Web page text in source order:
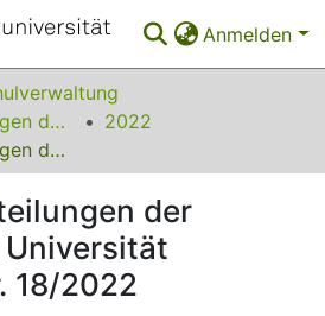
Anmelden
Amtliche Mitteilungen der Technischen Universität Dortmund
2022
Amtliche Mitteilungen der Technischen Universität Dortmund Nr. 18/2022
der
18/2022